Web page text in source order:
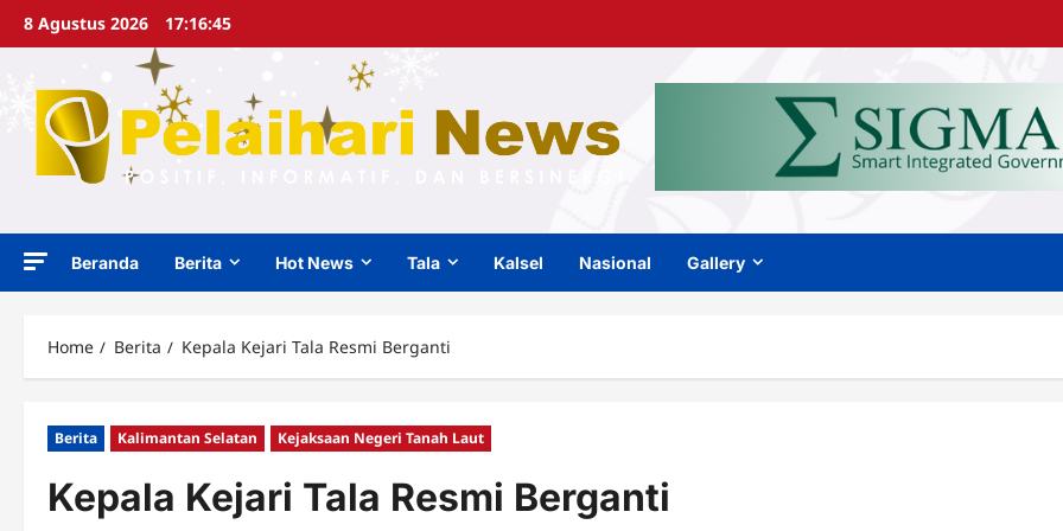
Skip8 Agustus 2026 17:16:47
Beranda Berita Hot News Tala Kalsel Nasional Gallery
Home Berita Kepala Kejari Tala Resmi Berganti
Berita Kalimantan Selatan Kejaksaan Negeri Tanah Laut
Kepala Kejari Tala Resmi Berganti